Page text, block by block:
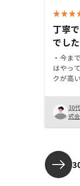
丁寧
でした
・今ま
はやっ
クが高
投資を
エージ
くこと
本業に
クも許
不動産
居率の
築の戸
各種ロ
30
式